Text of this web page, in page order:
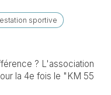
sportive
? L'association
la 4e fois le "KM 55